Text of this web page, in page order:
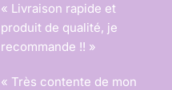
« Livraison rapide et
produit de qualité, je
recommande !! »
« Très contente de mon